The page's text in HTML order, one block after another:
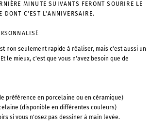
MINUTE SUIVANTS FERONT SOURIRE LE
DONT C'EST L'ANNIVERSAIRE.
non seulement rapide à réaliser, mais c'est aussi un
le mieux, c'est que vous n'avez besoin que de
préférence en porcelaine ou en céramique)
(disponible en différentes couleurs)
si vous n'osez pas dessiner à main levée.